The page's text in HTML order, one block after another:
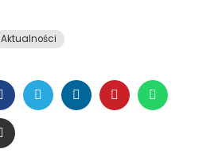
Aktualności
FACEBOOKTWITTERLINKEDINPINTEREST
EMAIL